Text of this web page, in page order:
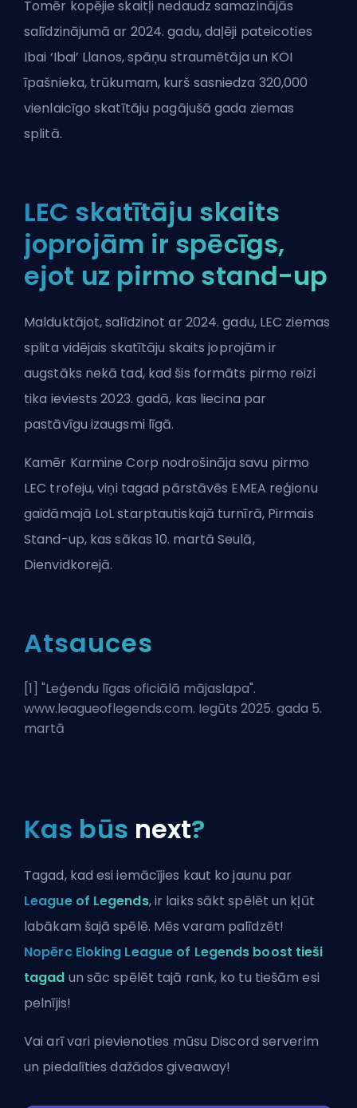
Tomēr kopējie skaitļi nedaudz samazinājās
salīdzinājumā ar 2024. gadu, daļēji pateicoties
Ibai ‘Ibai’ Llanos, spāņu straumētāja un KOI
īpašnieka, trūkumam, kurš sasniedza 320,000
vienlaicīgo skatītāju pagājušā gada ziemas
splitā.
LEC skatītāju skaits
joprojām ir spēcīgs,
ejot uz pirmo stand-up
Malduktājot, salīdzinot ar 2024. gadu, LEC ziemas
splita vidējais skatītāju skaits joprojām ir
augstāks nekā tad, kad šis formāts pirmo reizi
tika ieviests 2023. gadā, kas liecina par
pastāvīgu izaugsmi līgā.
Kamēr Karmine Corp nodrošināja savu pirmo
LEC trofeju, viņi tagad pārstāvēs EMEA reģionu
gaidāmajā LoL starptautiskajā turnīrā, Pirmais
Stand-up, kas sākas 10. martā Seulā,
Dienvidkorejā.
Atsauces
[1] "Leģendu līgas oficiālā mājaslapa".
www.leagueoflegends.com. Iegūts 2025. gada 5.
martā
Kas būs next?
Tagad, kad esi iemācījies kaut ko jaunu par
League of Legends, ir laiks sākt spēlēt un kļūt
labākam šajā spēlē. Mēs varam palīdzēt!
Nopērc Eloking League of Legends boost tieši
tagad un sāc spēlēt tajā rank, ko tu tiešām esi
pelnījis!
Vai arī vari pievienoties mūsu Discord serverim
un piedalīties dažādos giveaway!